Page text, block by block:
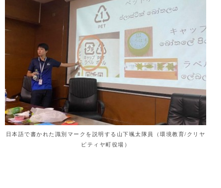
日本語で書かれた識別マークを説明する山下颯太隊員（環境教育/クリヤ
ピティヤ町役場）